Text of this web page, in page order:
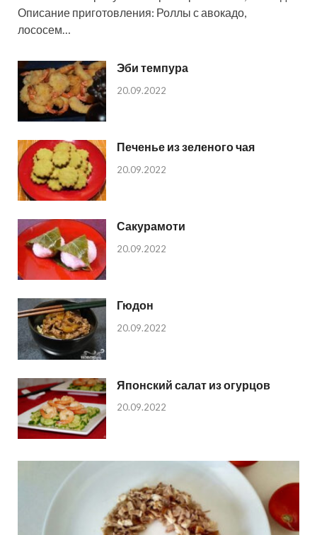
Описание приготовления: Роллы с авокадо,
лососем…
Эби темпура
20.09.2022
Печенье из зеленого чая
20.09.2022
Сакурамоти
20.09.2022
Гюдон
20.09.2022
Японский салат из огурцов
20.09.2022